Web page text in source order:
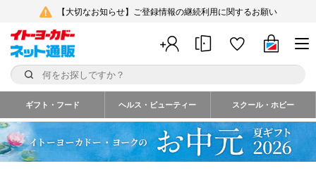
【大切なお知らせ】ご登録情報の継続利用に関するお願い
ギフト・フード ヘルス・ビューティー スクール・ホビー